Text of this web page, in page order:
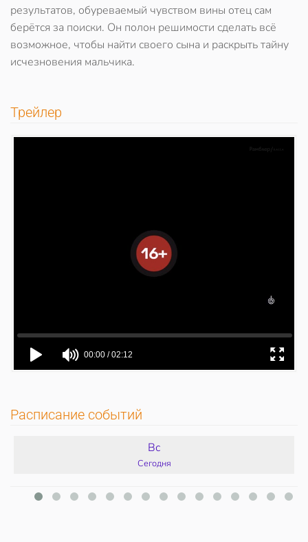
результатов, обуреваемый чувством вины отец сам
берётся за поиски. Он полон решимости сделать всё
возможное, чтобы найти своего сына и раскрыть тайну
исчезновения мальчика.
Трейлер
Расписание событий
Вс
Сегодня